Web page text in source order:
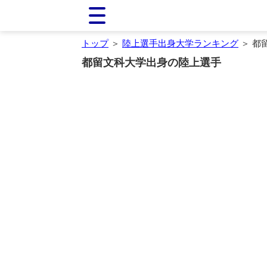
トップ＞ 陸上選手出身大学ランキング ＞ 都
都留文科大学出身の陸上選手